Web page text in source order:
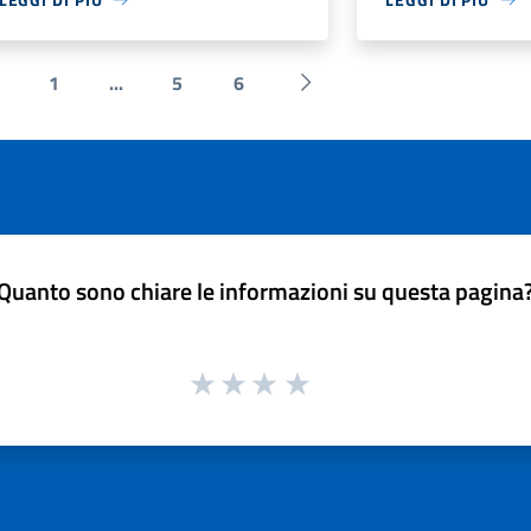
1 ... 5 6
Successiva »
sono chiare le informazioni su questa